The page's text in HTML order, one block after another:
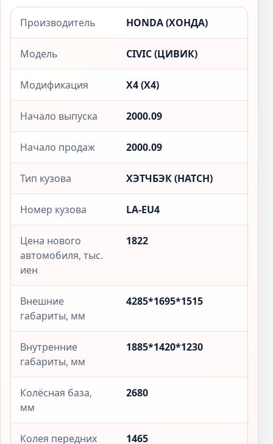
Производитель HONDA (ХОНДА)
Модель CIVIC (ЦИВИК)
Модификация X4 (X4)
Начало выпуска 2000.09
Начало продаж 2000.09
Тип кузова ХЭТЧБЭК (HATCH)
Номер кузова LA-EU4
Цена нового
автомобиля, тыс.
иен
1822
Внешние
габариты, мм
4285*1695*1515
Внутренние
габариты, мм
1885*1420*1230
Колёсная база,
мм
2680
Колея передних
1465